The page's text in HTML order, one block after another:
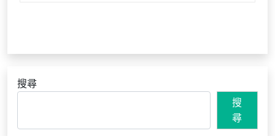
搜尋
搜
尋